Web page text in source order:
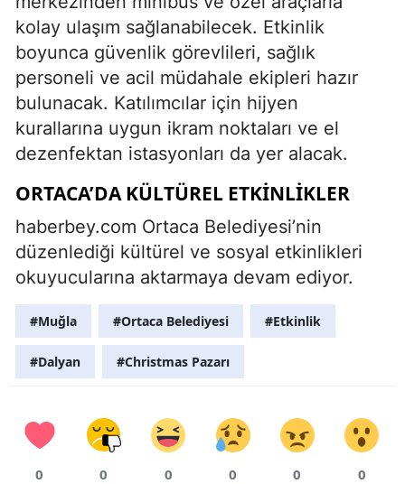
kolay ulaşım sağlanabilecek. Etkinlik
boyunca güvenlik görevlileri, sağlık
personeli ve acil müdahale ekipleri hazır
bulunacak. Katılımcılar için hijyen
kurallarına uygun ikram noktaları ve el
dezenfektan istasyonları da yer alacak.
ORTACA’DA KÜLTÜREL ETKINLIKLER
haberbey.com Ortaca Belediyesi’nin
düzenlediği kültürel ve sosyal etkinlikleri
okuyucularına aktarmaya devam ediyor.
#Muğla #Ortaca Belediyesi #Etkinlik
#Dalyan #Christmas Pazarı
0 0 0 0 0 0